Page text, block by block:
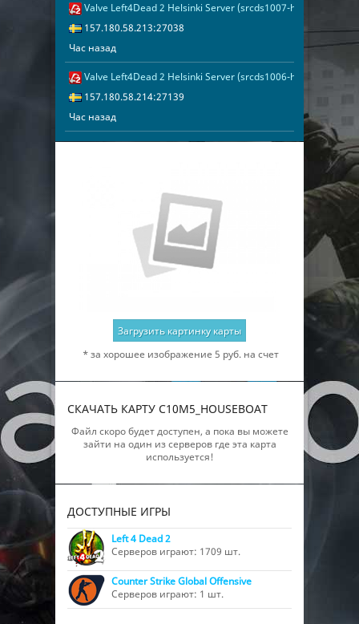
Valve Left4Dead 2 Helsinki Server (srcds1007-hel-
157.180.58.213:27038
Час назад
Valve Left4Dead 2 Helsinki Server (srcds1006-hel-
157.180.58.214:27139
Час назад
Загрузить картинку карты
* за хорошее изображение 5 руб. на счет
СКАЧАТЬ КАРТУ C10M5_HOUSEBOAT
Файл скоро будет доступен, а пока вы можете
зайти на один из серверов где эта карта
используется!
ДОСТУПНЫЕ ИГРЫ
Left 4 Dead 2
Серверов играют: 1709 шт.
Counter Strike Global Offensive
Серверов играют: 1 шт.